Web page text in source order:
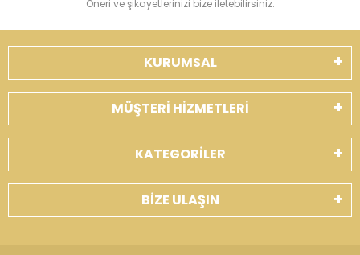
Öneri ve şikayetlerinizi bize iletebilirsiniz.
KURUMSAL
MÜŞTERİ HİZMETLERİ
KATEGORİLER
BİZE ULAŞIN